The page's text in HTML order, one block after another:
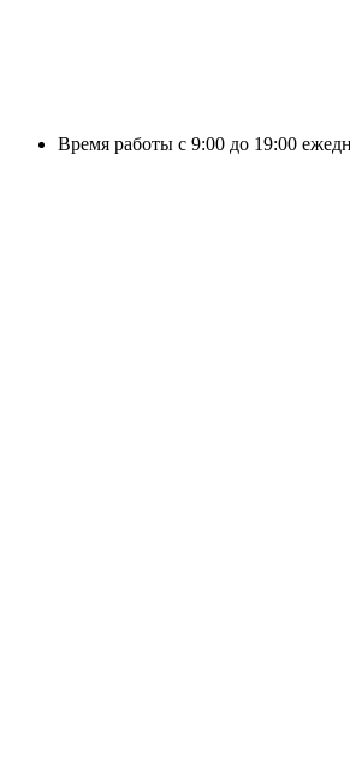
Время работы с 9:00 до 19:00